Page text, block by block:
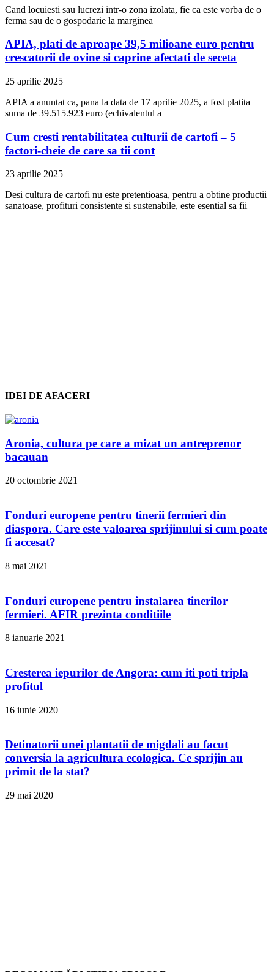
Cand locuiesti sau lucrezi intr-o zona izolata, fie ca este vorba de o
ferma sau de o gospodarie la marginea
APIA, plati de aproape 39,5 milioane euro pentru
crescatorii de ovine si caprine afectati de seceta
25 aprilie 2025
APIA a anuntat ca, pana la data de 17 aprilie 2025, a fost platita
suma de 39.515.923 euro (echivalentul a
Cum cresti rentabilitatea culturii de cartofi – 5
factori-cheie de care sa tii cont
23 aprilie 2025
Desi cultura de cartofi nu este pretentioasa, pentru a obtine productii
sanatoase, profituri consistente si sustenabile, este esential sa fii
IDEI DE AFACERI
Aronia, cultura pe care a mizat un antreprenor
bacauan
20 octombrie 2021
Fonduri europene pentru tinerii fermieri din
diaspora. Care este valoarea sprijinului si cum poate
fi accesat?
8 mai 2021
Fonduri europene pentru instalarea tinerilor
fermieri. AFIR prezinta conditiile
8 ianuarie 2021
Cresterea iepurilor de Angora: cum iti poti tripla
profitul
16 iunie 2020
Detinatorii unei plantatii de migdali au facut
conversia la agricultura ecologica. Ce sprijin au
primit de la stat?
29 mai 2020